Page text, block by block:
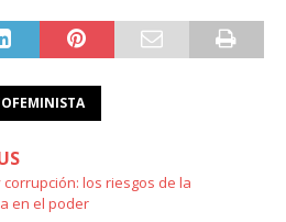
corrupción: los riesgos de la
en el poder